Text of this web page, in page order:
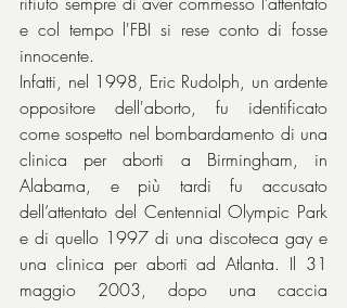
e col tempo l'FBI si rese conto di fosse
innocente.
Infatti, nel 1998, Eric Rudolph, un ardente
oppositore dell'aborto, fu identificato
come sospetto nel bombardamento di una
clinica per aborti a Birmingham, in
Alabama, e più tardi fu accusato
dell’attentato del Centennial Olympic Park
e di quello 1997 di una discoteca gay e
una clinica per aborti ad Atlanta. Il 31
maggio 2003, dopo una caccia